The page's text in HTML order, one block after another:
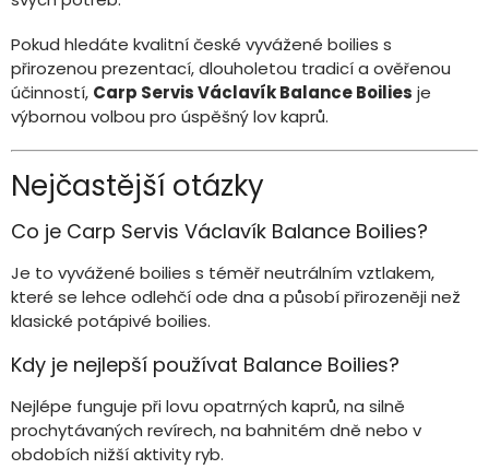
Pokud hledáte kvalitní české vyvážené boilies s
přirozenou prezentací, dlouholetou tradicí a ověřenou
účinností, Carp Servis Václavík Balance Boilies je
výbornou volbou pro úspěšný lov kaprů.
Nejčastější otázky
Co je Carp Servis Václavík Balance Boilies?
Je to vyvážené boilies s téměř neutrálním vztlakem,
které se lehce odlehčí ode dna a působí přirozeněji než
klasické potápivé boilies.
Kdy je nejlepší používat Balance Boilies?
Nejlépe funguje při lovu opatrných kaprů, na silně
prochytávaných revírech, na bahnitém dně nebo v
obdobích nižší aktivity ryb.